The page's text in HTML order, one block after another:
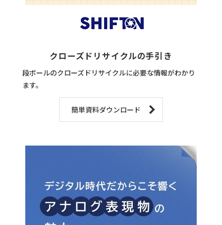
クローズドリサイクルの手引き
段ボールのクローズドリサイクルに必要な情報がわかり
ます。
簡単資料ダウンロード